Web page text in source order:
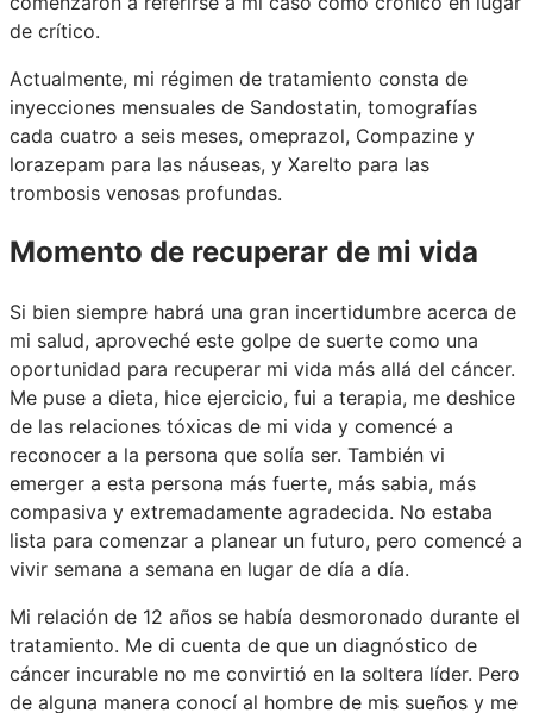
de crítico.
Actualmente, mi régimen de tratamiento consta de
inyecciones mensuales de Sandostatin, tomografías
cada cuatro a seis meses, omeprazol, Compazine y
lorazepam para las náuseas, y Xarelto para las
trombosis venosas profundas.
Momento de recuperar de mi vida
Si bien siempre habrá una gran incertidumbre acerca de
mi salud, aproveché este golpe de suerte como una
oportunidad para recuperar mi vida más allá del cáncer.
Me puse a dieta, hice ejercicio, fui a terapia, me deshice
de las relaciones tóxicas de mi vida y comencé a
reconocer a la persona que solía ser. También vi
emerger a esta persona más fuerte, más sabia, más
compasiva y extremadamente agradecida. No estaba
lista para comenzar a planear un futuro, pero comencé a
vivir semana a semana en lugar de día a día.
Mi relación de 12 años se había desmoronado durante el
tratamiento. Me di cuenta de que un diagnóstico de
cáncer incurable no me convirtió en la soltera líder. Pero
de alguna manera conocí al hombre de mis sueños y me